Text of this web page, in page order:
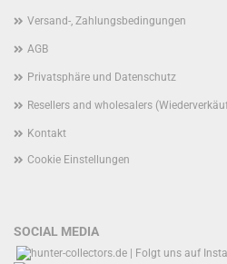
Versand-, Zahlungsbedingungen
AGB
Privatsphäre und Datenschutz
Resellers and wholesalers
Kontakt
Cookie Einstellungen
SOCIAL MEDIA